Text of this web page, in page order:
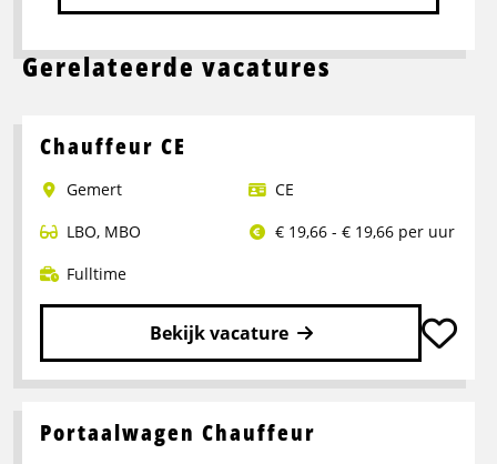
Gerelateerde vacatures
Chauffeur CE
Gemert
CE
LBO, MBO
€ 19,66 - € 19,66 per uur
Fulltime
Bekijk vacature
Lees
over
Portaalwagen Chauffeur